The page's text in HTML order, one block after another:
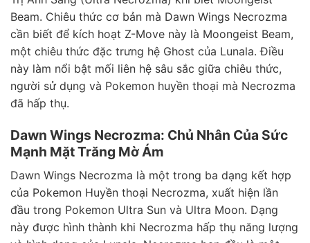
Beam. Chiêu thức cơ bản mà Dawn Wings Necrozma
cần biết để kích hoạt Z-Move này là Moongeist Beam,
một chiêu thức đặc trưng hệ Ghost của Lunala. Điều
này làm nổi bật mối liên hệ sâu sắc giữa chiêu thức,
người sử dụng và Pokemon huyền thoại mà Necrozma
đã hấp thụ.
Dawn Wings Necrozma: Chủ Nhân Của Sức
Mạnh Mặt Trăng Mờ Ám
Dawn Wings Necrozma là một trong ba dạng kết hợp
của Pokemon Huyền thoại Necrozma, xuất hiện lần
đầu trong Pokemon Ultra Sun và Ultra Moon. Dạng
này được hình thành khi Necrozma hấp thụ năng lượng